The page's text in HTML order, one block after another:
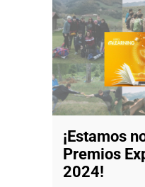
¡Estamos
Premios
2024!